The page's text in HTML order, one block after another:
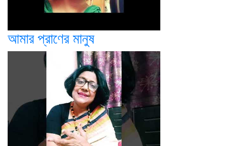
আমার প্রাণের মানুষ